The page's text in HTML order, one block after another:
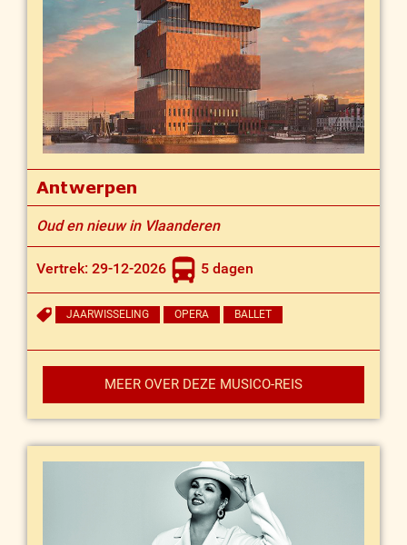
Antwerpen
Oud en nieuw in Vlaanderen
Vertrek: 29-12-2026 5 dagen
JAARWISSELING OPERA BALLET
MEER OVER DEZE MUSICO-REIS